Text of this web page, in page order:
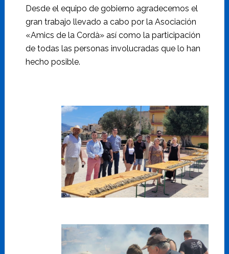
Desde el equipo de gobierno agradecemos el
gran trabajo llevado a cabo por la Asociación
«Amics de la Cordà» así como la participación
de todas las personas involucradas que lo han
hecho posible.